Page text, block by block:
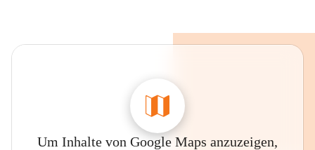
Um Inhalte von Google Maps anzuzeigen,